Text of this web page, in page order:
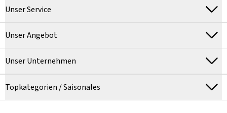
Unser Service
Unser Angebot
Unser Unternehmen
Topkategorien / Saisonales